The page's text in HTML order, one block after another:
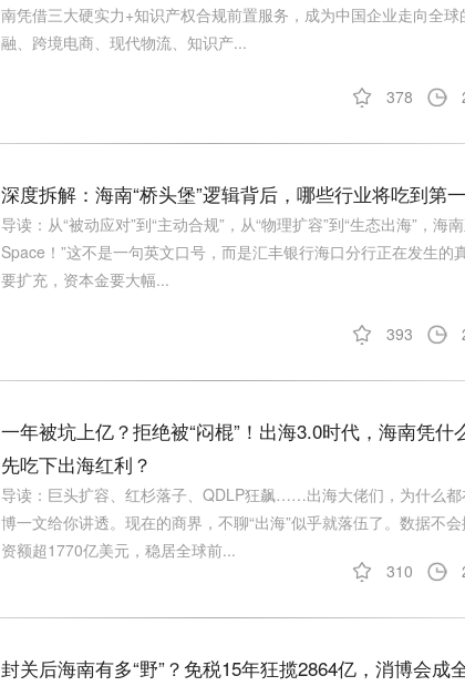
南凭借三大硬实力+知识产权合规前置服务，成为中国企业走向全
融、跨境电商、现代物流、知识产...
378
深度拆解：海南“桥头堡”逻辑背后，哪些行业将吃到第
导读：从“被动应对”到“主动合规”，从“物理扩容”到“生态出海”，海
Space！”这不是一句英文口号，而是汇丰银行海口分行正在发生
要扩充，资本金要大幅...
393
一年被坑上亿？拒绝被“闷棍”！出海3.0时代，海南凭
先吃下出海红利？
导读：巨头扩容、红杉落子、QDLP狂飙……出海大佬们，为什么
博一文给你讲透。现在的商界，不聊“出海”似乎就落伍了。数据不
资额超1770亿美元，稳居全球前...
310
封关后海南有多“野”？免税15年狂揽2864亿，消博会成